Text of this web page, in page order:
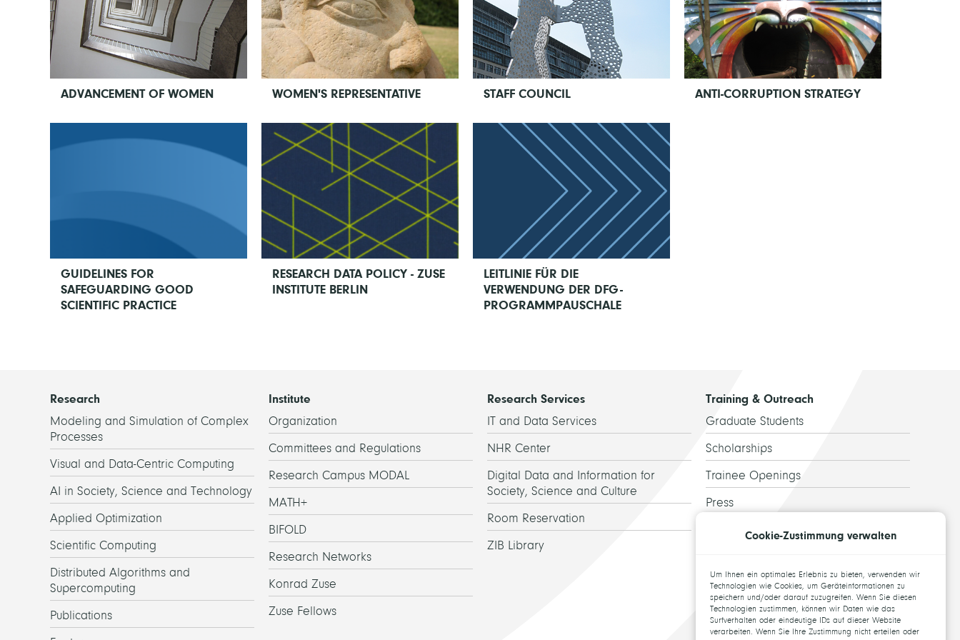
ADVANCEMENT OF WOMEN WOMEN'S REPRESENTATIVE STAFF COUNCIL ANTI-CORRUPTION STRATEGY
GUIDELINES FOR
SAFEGUARDING GOOD
SCIENTIFIC PRACTICE
RESEARCH DATA POLICY - ZUSE
INSTITUTE BERLIN
LEITLINIE FÜR DIE
VERWENDUNG DER DFG-
PROGRAMMPAUSCHALE
Research
Modeling and Simulation of Complex
Processes
Visual and Data-Centric Computing
AI in Society, Science and Technology
Applied Optimization
Scientific Computing
Distributed Algorithms and
Supercomputing
Publications
Institute
Organization
Committees and Regulations
Research Campus MODAL
MATH+
BIFOLD
Research Networks
Konrad Zuse
Zuse Fellows
Research Services
IT and Data Services
NHR Center
Digital Data and Information for
Society, Science and Culture
Room Reservation
ZIB Library
Training & Outreach
Graduate Students
Scholarships
Trainee Openings
Press
Guided Tours
Topics for theses
Cookie-Zustimmung verwalten
Um Ihnen ein optimales Erlebnis zu bieten, verwenden wir
Technologien wie Cookies, um Geräteinformationen zu
speichern und/oder darauf zuzugreifen. Wenn Sie diesen
Technologien zustimmen, können wir Daten wie das
Surfverhalten oder eindeutige IDs auf dieser Website
verarbeiten. Wenn Sie Ihre Zustimmung nicht erteilen oder